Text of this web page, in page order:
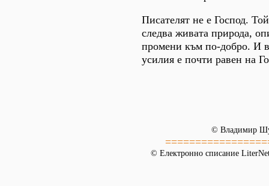
Писателят не е Господ.
следва живата природа,
промени към по-добро. И в
усилия е почти равен на
© Владимир
© Електронно списание